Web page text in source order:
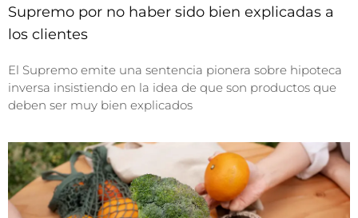
Supremo por no haber sido bien explicadas a
los clientes
El Supremo emite una sentencia pionera sobre hipoteca
inversa insistiendo en la idea de que son productos que
deben ser muy bien explicados